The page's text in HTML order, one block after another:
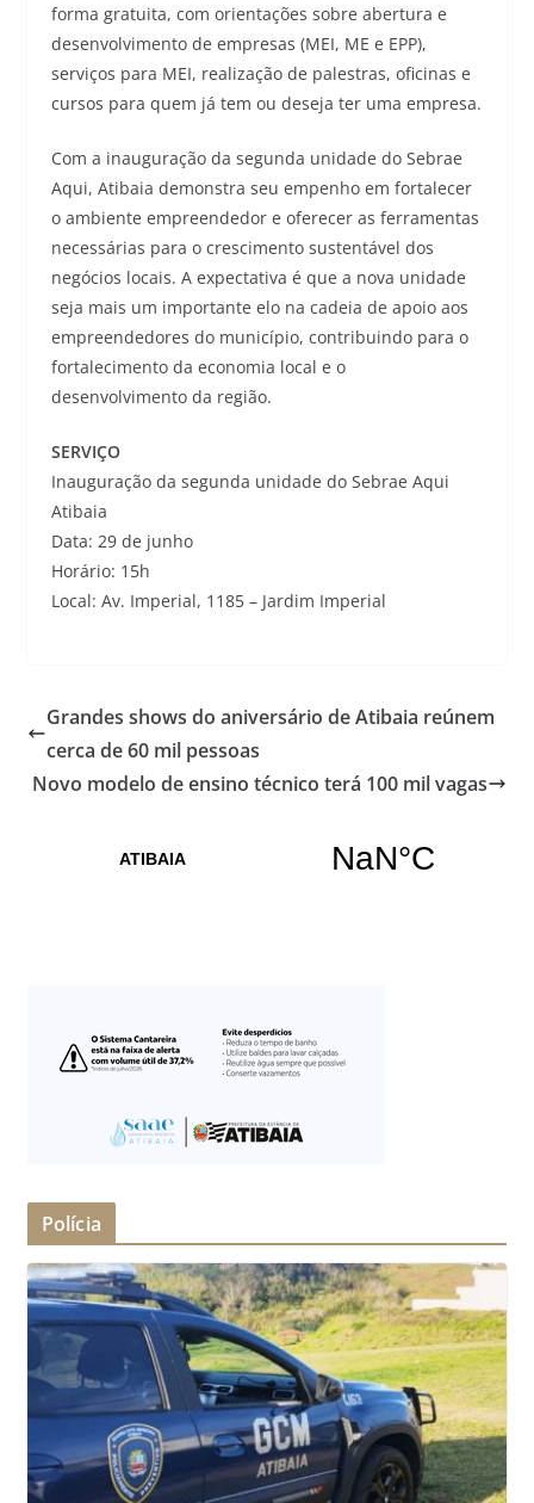
forma gratuita, com orientações sobre abertura e
desenvolvimento de empresas (MEI, ME e EPP),
serviços para MEI, realização de palestras, oficinas e
cursos para quem já tem ou deseja ter uma empresa.
Com a inauguração da segunda unidade do Sebrae
Aqui, Atibaia demonstra seu empenho em fortalecer
o ambiente empreendedor e oferecer as ferramentas
necessárias para o crescimento sustentável dos
negócios locais. A expectativa é que a nova unidade
seja mais um importante elo na cadeia de apoio aos
empreendedores do município, contribuindo para o
fortalecimento da economia local e o
desenvolvimento da região.
SERVIÇO
Inauguração da segunda unidade do Sebrae Aqui
Atibaia
Data: 29 de junho
Horário: 15h
Local: Av. Imperial, 1185 – Jardim Imperial
Grandes shows do aniversário de Atibaia reúnem
cerca de 60 mil pessoas
Novo modelo de ensino técnico terá 100 mil vagas
Polícia